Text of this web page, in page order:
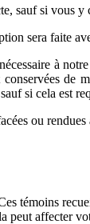
sauf si vous
sera faite
à
si cela est
ou rendues
témoins
peut affecter